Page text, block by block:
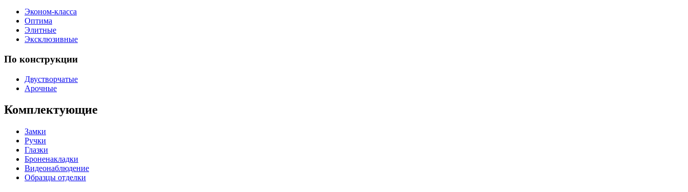
Эконом-класса
Оптима
Элитные
Эксклюзивные
По конструкции
Двустворчатые
Арочные
Комплектующие
Замки
Ручки
Глазки
Броненакладки
Видеонаблюдение
Образцы отделки